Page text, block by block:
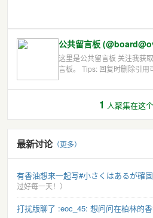
公共留言板
这里是公共留言板 关注我获
言板。 Tips: 回复时删除引用
1 人聚集在这
最新讨论（更多）
有香油想来一起写#小さくはあるが確
过好每一天！）
打扰版聊了 :eoc_45: 想问问在柏林的